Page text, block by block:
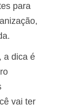
para
a dica é
vai ter